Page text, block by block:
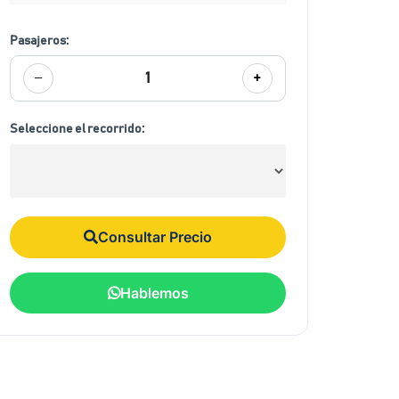
Pasajeros:
− 1 +
Seleccione el recorrido:
Consultar Precio
Hablemos